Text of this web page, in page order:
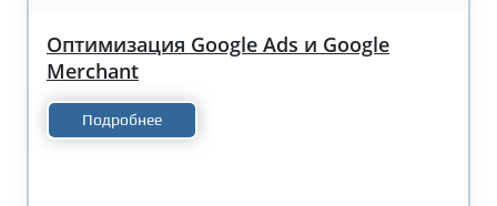
Оптимизация Google Ads и Google
Merchant
Подробнее